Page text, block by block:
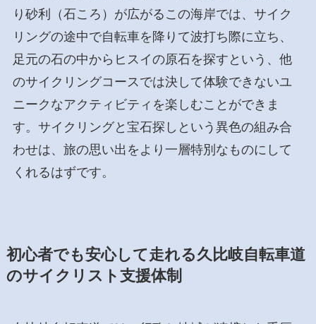
り砂利（石ころ）が広がるこの海岸では、サイク
リングの途中で自転車を降りて波打ち際に立ち、
足元の石の中からヒスイの原石を探すという、他
のサイクリングコースでは決して体験できないユ
ニークなアクティビティを楽しむことができま
す。サイクリングと宝石探しという異色の組み合
わせは、旅の思い出をより一層特別なものにして
くれるはずです。
初心者でも安心して走れる久比岐自転車道
のサイクリスト支援体制